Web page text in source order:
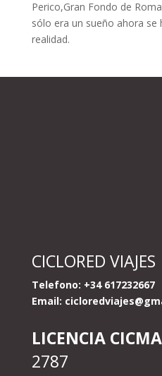
Perico,Gran Fondo de
sólo era un sueño ahora se
realidad.
CICLORED VIAJES
Telefono: +34 617232667
Email:
LICENCIA CICMA
2787